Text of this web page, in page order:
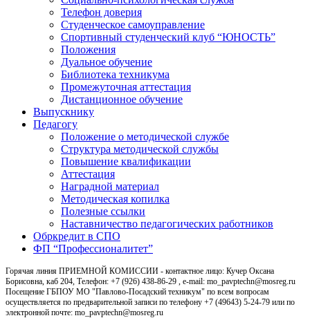
Телефон доверия
Студенческое самоуправление
Спортивный студенческий клуб “ЮНОСТЬ”
Положения
Дуальное обучение
Библиотека техникума
Промежуточная аттестация
Дистанционное обучение
Выпускнику
Педагогу
Положение о методической службе
Структура методической службы
Повышение квалификации
Аттестация
Наградной материал
Методическая копилка
Полезные ссылки
Наставничество педагогических работников
Обркредит в СПО
ФП “Профессионалитет”
Горячая линия ПРИЕМНОЙ КОМИССИИ - контактное лицо: Кучер Оксана
Борисовна, каб 204, Телефон: +7 (926) 438-86-29 , e-mail: mo_pavptechn@mosreg.ru
Посещение ГБПОУ МО "Павлово-Посадский техникум" по всем вопросам
осуществляется по предварительной записи по телефону +7 (49643) 5-24-79 или по
электронной почте: mo_pavptechn@mosreg.ru